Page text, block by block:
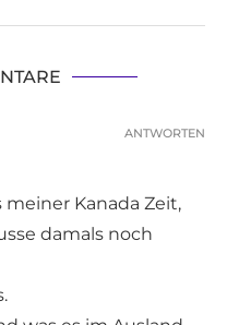
Kanada Zeit,
damals noch
ANTWORTEN